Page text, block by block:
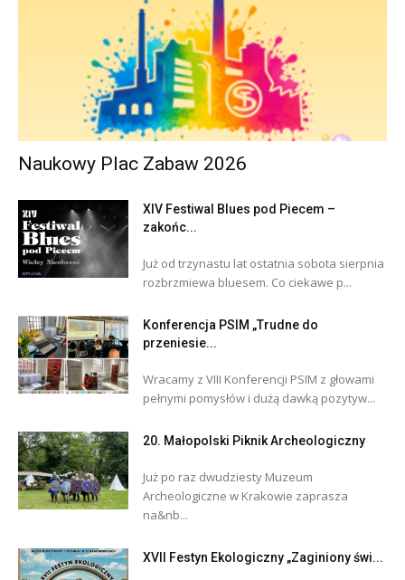
Naukowy Plac Zabaw 2026
XIV Festiwal Blues pod Piecem –
zakońc...
Już od trzynastu lat ostatnia sobota sierpnia
rozbrzmiewa bluesem. Co ciekawe p...
Konferencja PSIM „Trudne do
przeniesie...
Wracamy z VIII Konferencji PSIM z głowami
pełnymi pomysłów i dużą dawką pozytyw...
20. Małopolski Piknik Archeologiczny
Już po raz dwudziesty Muzeum
Archeologiczne w Krakowie zaprasza
na&nb...
XVII Festyn Ekologiczny „Zaginiony świ...